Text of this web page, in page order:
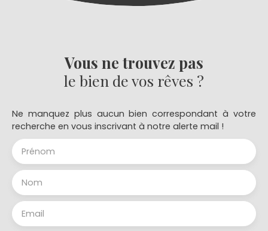
Vous ne trouvez pas
le bien de vos rêves ?
Ne manquez plus aucun bien correspondant à votre
recherche en vous inscrivant à notre alerte mail !
Prénom
Nom
Email